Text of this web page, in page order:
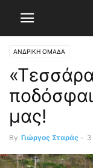
ΑΝΔΡΙΚΗ ΟΜΑΔΑ
μας!
By Γιώργος Σταράς -